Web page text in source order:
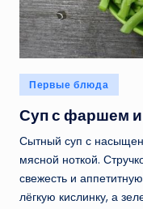
Опубликовано
в
Первые блюда
Суп с фаршем
Сытный суп с
мясной ноткой.
свежесть и
лёгкую кислинку, а